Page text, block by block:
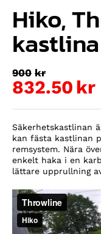
Hiko,
900 kr
832.50 kr
Säkerhetskastlinan
kan fästa kastlinan
remsystem. Nära
enkelt haka i en
lättare upprullning